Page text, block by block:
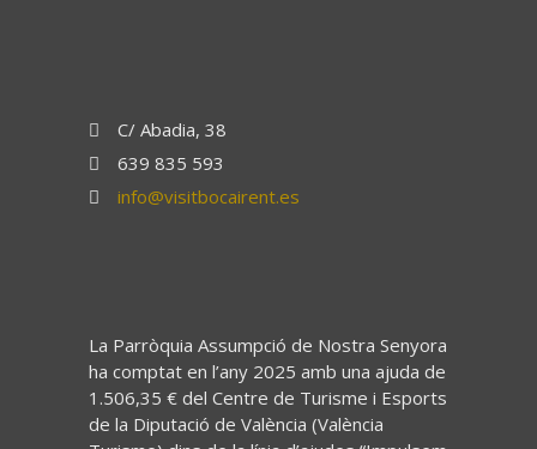
C/ Abadia, 38
639 835 593
info@visitbocairent.es
La Parròquia Assumpció de Nostra Senyora
ha comptat en l’any 2025 amb una ajuda de
1.506,35 € del Centre de Turisme i Esports
de la Diputació de València (València